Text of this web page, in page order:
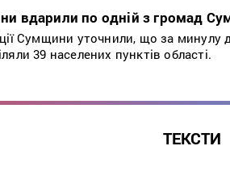
вдарили по одній з громад
Сумщини уточнили, що за
39 населених пунктів області.
ТЕКСТИ